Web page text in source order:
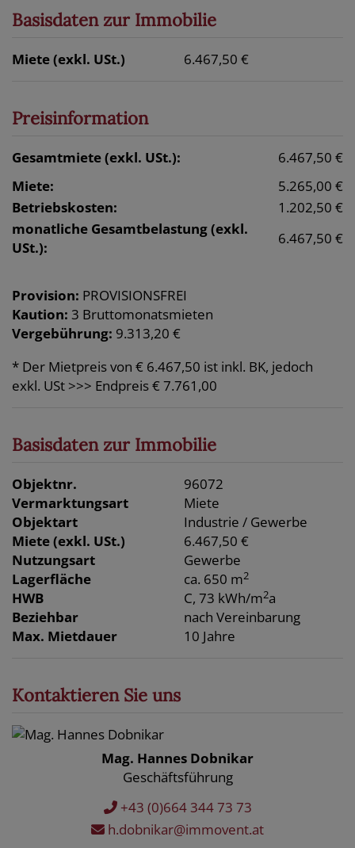
Basisdaten zur Immobilie
Miete (exkl. USt.) 6.467,50 €
Preisinformation
Gesamtmiete (exkl. USt.):
6.467,50 €
Miete:
5.265,00 €
Betriebskosten:
1.202,50 €
monatliche Gesamtbelastung (exkl.
USt.):
6.467,50 €
Provision: PROVISIONSFREI
Kaution: 3 Bruttomonatsmieten
Vergebührung: 9.313,20 €
* Der Mietpreis von € 6.467,50 ist inkl. BK, jedoch
exkl. USt >>> Endpreis € 7.761,00
Basisdaten zur Immobilie
Objektnr.
96072
Vermarktungsart
Miete
Objektart
Industrie / Gewerbe
Miete (exkl. USt.)
6.467,50 €
Nutzungsart
Gewerbe
Lagerfläche
ca. 650 m2
HWB C, 73 kWh/m2a
Beziehbar
nach Vereinbarung
Max. Mietdauer
10 Jahre
Kontaktieren Sie uns
Mag. Hannes Dobnikar
Geschäftsführung
+43 (0)664 344 73 73
h.dobnikar@immovent.at